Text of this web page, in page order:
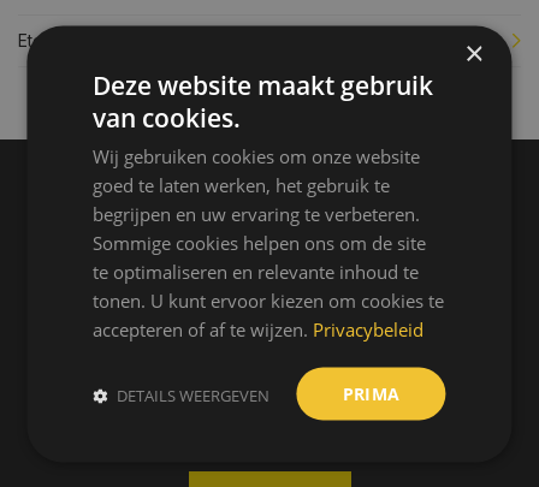
Eten & drinken
Op de hoogte blijven?
Blijf op de hoogte van exclusieve updates, nieuws en
evenementen! Schrijf je in voor onze nieuwsbrief en mis
niets.
E-mailadres
×
Deze website maakt gebruik
van cookies.
Wij gebruiken cookies om onze website
goed te laten werken, het gebruik te
begrijpen en uw ervaring te verbeteren.
Sommige cookies helpen ons om de site
te optimaliseren en relevante inhoud te
tonen. U kunt ervoor kiezen om cookies te
accepteren of af te wijzen. Privacybeleid
PRIMA
DETAILS WEERGEVEN